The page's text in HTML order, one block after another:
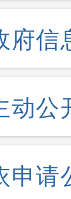
府信
动公
申请